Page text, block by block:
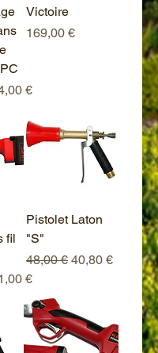
promotionnel
€
Victoire
Prix
169,00 €
fil
promotionnel
€
Pistolet Laton
"S"
Prix original
48,00 € Prix
40,80 €